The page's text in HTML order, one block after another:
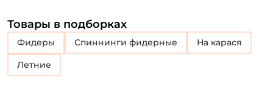
Товары в подборках
Фидеры Спиннинги фидерные На карася
Летние